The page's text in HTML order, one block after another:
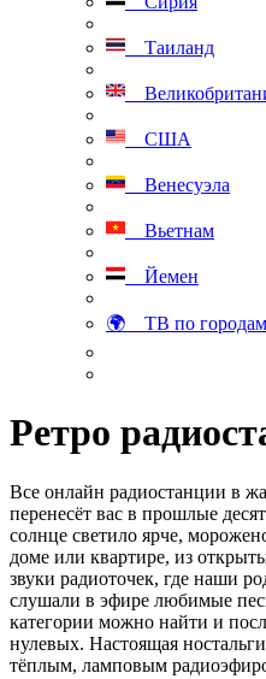
Таиланд
США
Венесуэла
Вьетнам
Йемен
🌍 ТВ по городам
Ретро
Все онлайн радиостанции в
перенесёт вас в прошлые
солнце светило ярче,
доме или квартире, из
звуки радиоточек, где наши
слушали в эфире любимые
категории можно найти и
нулевых. Настоящая
тёплым, ламповым